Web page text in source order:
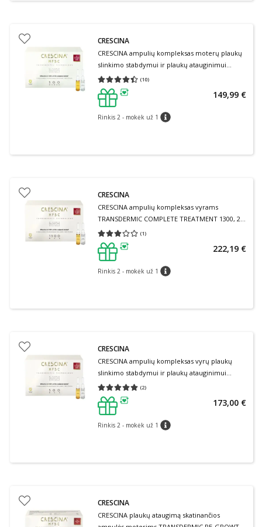
CRESCINA
CRESCINA ampulių kompleksas moterų plaukų
slinkimo stabdymui ir plaukų atauginimui
TRANSDERMIC COMPLETE TREATMENT HFSC
500 (10 + 10), 20 ampulių
(10)
Vidutinis įvertinimas 4.40
patarimas
Rinkis 2 - mokėk už 1 patarimas
149,99 €
CRESCINA
CRESCINA ampulių kompleksas vyrams
TRANSDERMIC COMPLETE TREATMENT 1300, 20
ampulių
(1)
Vidutinis įvertinimas 3.00
patarimas
Rinkis 2 - mokėk už 1 patarimas
222,19 €
CRESCINA
CRESCINA ampulių kompleksas vyrų plaukų
slinkimo stabdymui ir plaukų atauginimui
TRANSDERMIC COMPLETE TREATMENT HFSC
500 (10 + 10), 20 ampulių
(2)
Vidutinis įvertinimas 5.00
patarimas
Rinkis 2 - mokėk už 1 patarimas
173,00 €
CRESCINA
CRESCINA plaukų ataugimą skatinančios